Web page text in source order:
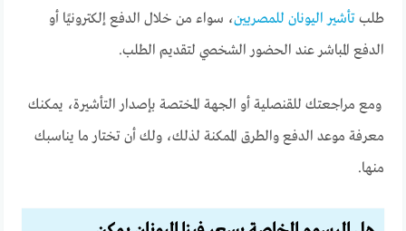
طلبتأشير اليونان للمصريين، سواء من خلال الدفع إلكترونيًا أو
الدفع المباشر عند الحضور الشخصي لتقديم الطلب.
ومع مراجعتك للقنصلية أو الجهة المختصة بإصدار التأشيرة، يمكنك
معرفة موعد الدفع والطرق الممكنة لذلك، ولك أن تختار ما يناسبك
منها.